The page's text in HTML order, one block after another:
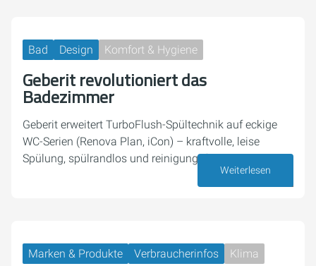
Bad Design Komfort & Hygiene
Geberit revolutioniert das
Badezimmer
Geberit erweitert TurboFlush-Spültechnik auf eckige
WC-Serien (Renova Plan, iCon) – kraftvolle, leise
Spülung, spülrandlos und reinigungsfreundlich
Weiterlesen
Marken & Produkte Verbraucherinfos Klima